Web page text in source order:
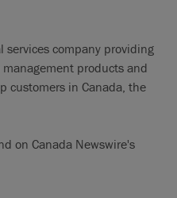
services company providing
products and
customers in Canada, the
on Canada Newswire's